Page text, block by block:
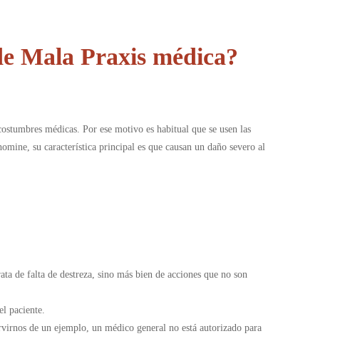
Mala Praxis médica?
médicas. Por ese motivo es habitual que se usen las
su característica principal es que causan un daño severo al
de falta de destreza, sino más bien de acciones que no son
paciente.
de un ejemplo, un médico general no está autorizado para